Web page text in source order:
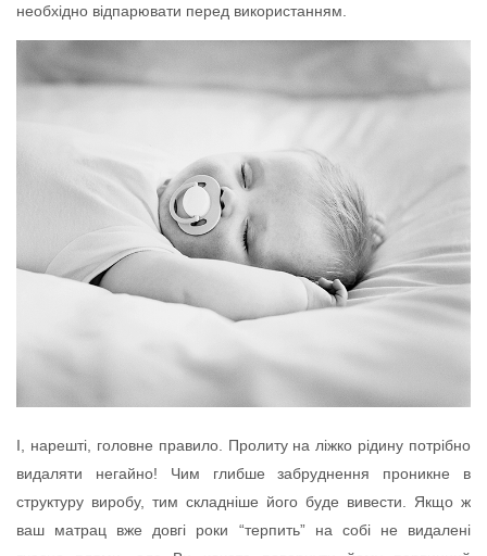
необхідно відпарювати перед використанням.
І, нарешті, головне правило. Пролиту на ліжко рідину потрібно
видаляти негайно! Чим глибше забруднення проникне в
структуру виробу, тим складніше його буде вивести. Якщо ж
ваш матрац вже довгі роки “терпить” на собі не видалені